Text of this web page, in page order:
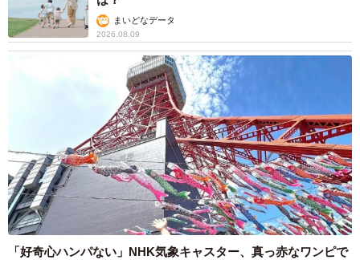
まいどなデータ
2026.08.09
「好奇心ハンパない」NHK気象キャスター、真っ赤なワンピで